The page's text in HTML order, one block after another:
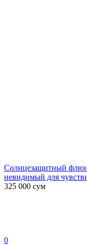
Солнцезащитный
невидимый для
325 000 сум
0